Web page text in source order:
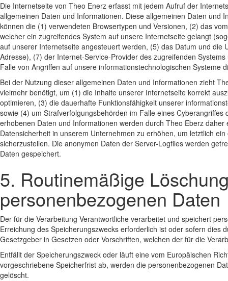
Die Internetseite von Theo Enerz erfasst mit jedem Aufruf der
allgemeinen Daten und Informationen. Diese allgemeinen Daten und
können die (1) verwendeten Browsertypen und Versionen, (2) das
welcher ein zugreifendes System auf unsere Internetseite gelangt
auf unserer Internetseite angesteuert werden, (5) das Datum und
Adresse), (7) der Internet-Service-Provider des zugreifenden
Falle von Angriffen auf unsere informationstechnologischen Systeme
Bei der Nutzung dieser allgemeinen Daten und Informationen zieht
vielmehr benötigt, um (1) die Inhalte unserer Internetseite korrekt
optimieren, (3) die dauerhafte Funktionsfähigkeit unserer
sowie (4) um Strafverfolgungsbehörden im Falle eines
erhobenen Daten und Informationen werden durch Theo Eberz
Datensicherheit in unserem Unternehmen zu erhöhen, um letztlich
sicherzustellen. Die anonymen Daten der Server-Logfiles werden
Daten gespeichert.
5. Routinemäßige
personenbezogenen Daten
Der für die Verarbeitung Verantwortliche verarbeitet und speichert
Erreichung des Speicherungszwecks erforderlich ist oder sofern
Gesetzgeber in Gesetzen oder Vorschriften, welchen der für die
Entfällt der Speicherungszweck oder läuft eine vom Europäischen
vorgeschriebene Speicherfrist ab, werden die personenbezogenen
gelöscht.